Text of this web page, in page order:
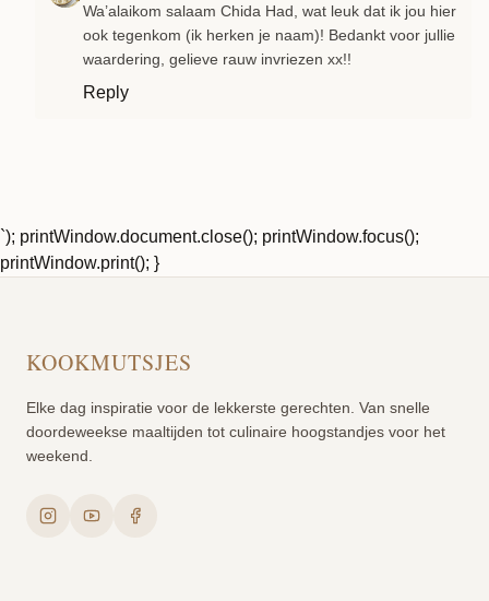
Wa’alaikom salaam Chida Had, wat leuk dat ik jou hier
ook tegenkom (ik herken je naam)! Bedankt voor jullie
waardering, gelieve rauw invriezen xx!!
Reply
`); printWindow.document.close(); printWindow.focus();
printWindow.print(); }
KOOKMUTSJES
Elke dag inspiratie voor de lekkerste gerechten. Van snelle
doordeweekse maaltijden tot culinaire hoogstandjes voor het
weekend.